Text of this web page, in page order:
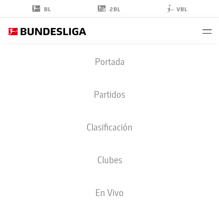
BL 2BL VBL
Portada
Partidos
Clasificación
Clubes
En Vivo